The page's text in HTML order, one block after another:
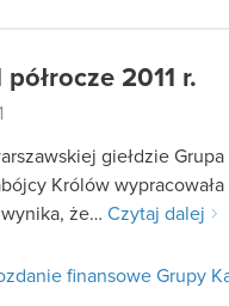
2011 r.
giełdzie
Królów
że… Czytaj dalej
finansowe Grupy